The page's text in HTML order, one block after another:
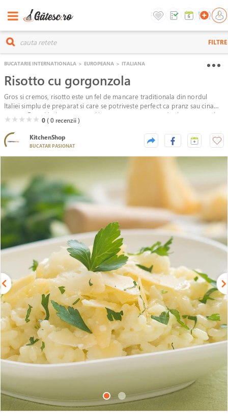
FILTRE
BUCATARIE INTERNATIONALA > EUROPEANA > ITALIANA
Risotto cu gorgonzola
Gros si cremos, risotto este un fel de mancare traditionala din nordul
Italiei simplu de preparat si care se potriveste perfect ca pranz sau cina
usoara. Daca iti place sa gatesti incearca reteta nostra de risotto cu putin
sofran, al carui gust desavarsit este completat perfect de gorgonzola si
parmezan.
( )
★( )
★( )
★( )
★( )
★ 0( 0 recenzii )
KitchenShop
BUCATAR PASIONAT